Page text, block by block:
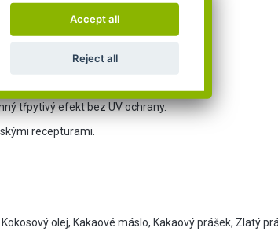
přípravcích.
třpytivý efekt bez UV ochrany.
recepturami.
olej, Kakaové máslo, Kakaový prášek, Zlatý
Accept all
Reject all